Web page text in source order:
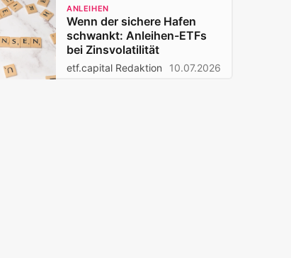
ANLEIHEN
Wenn der sichere Hafen
schwankt: Anleihen-ETFs
bei Zinsvolatilität
etf.capital Redaktion 10.07.2026